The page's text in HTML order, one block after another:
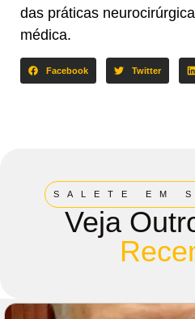
das práticas
médica.
Facebook Twitter
SALETE EM
Veja